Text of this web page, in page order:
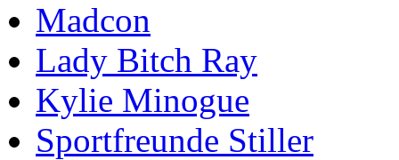
Madcon
Lady Bitch Ray
Kylie Minogue
Sportfreunde Stiller